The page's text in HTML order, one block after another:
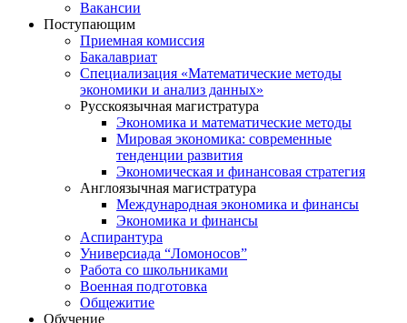
Вакансии
Поступающим
Приемная комиссия
Бакалавриат
Специализация «Математические методы
экономики и анализ данных»
Русскоязычная магистратура
Экономика и математические методы
Мировая экономика: современные
тенденции развития
Экономическая и финансовая стратегия
Англоязычная магистратура
Международная экономика и финансы
Экономика и финансы
Аспирантура
Универсиада “Ломоносов”
Работа со школьниками
Военная подготовка
Общежитие
Обучение